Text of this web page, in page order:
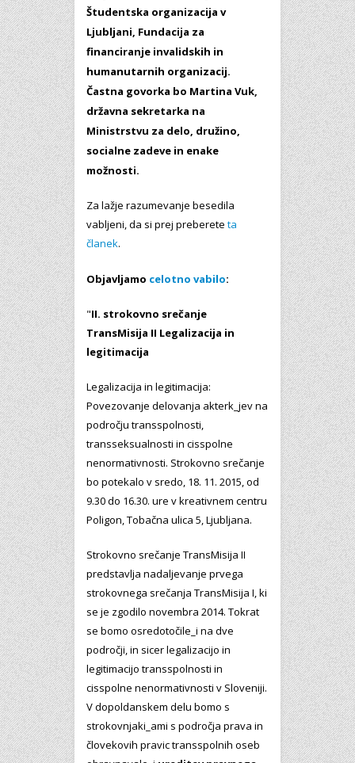
Študentska organizacija v
Ljubljani, Fundacija za
financiranje invalidskih in
humanutarnih organizacij.
Častna govorka bo Martina Vuk,
državna sekretarka na
Ministrstvu za delo, družino,
socialne zadeve in enake
možnosti.
Za lažje razumevanje besedila
vabljeni, da si prej preberete ta
članek.
Objavljamo celotno vabilo:
"II. strokovno srečanje
TransMisija II Legalizacija in
legitimacija
Legalizacija in legitimacija:
Povezovanje delovanja akterk_jev na
področju transspolnosti,
transseksualnosti in cisspolne
nenormativnosti. Strokovno srečanje
bo potekalo v sredo, 18. 11. 2015, od
9.30 do 16.30. ure v kreativnem centru
Poligon, Tobačna ulica 5, Ljubljana.
Strokovno srečanje TransMisija II
predstavlja nadaljevanje prvega
strokovnega srečanja TransMisija I, ki
se je zgodilo novembra 2014. Tokrat
se bomo osredotočile_i na dve
področji, in sicer legalizacijo in
legitimacijo transspolnosti in
cisspolne nenormativnosti v Sloveniji.
V dopoldanskem delu bomo s
strokovnjaki_ami s področja prava in
človekovih pravic transspolnih oseb